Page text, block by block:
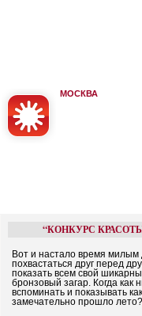
МОСКВА
“КОНКУРС
Вот и настало время
похвастаться друг перед
показать всем свой
бронзовый загар. Когда как
вспоминать и показывать как
замечательно прошло лето?